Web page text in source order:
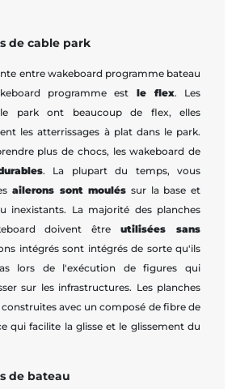
de cable park
entre wakeboard programme bateau
programme est le flex. Les
park ont beaucoup de flex, elles
les atterrissages à plat dans le park.
plus de chocs, les wakeboard de
. La plupart du temps, vous
ailerons sont moulés sur la base et
inexistants. La majorité des planches
doivent êtreutilisées sans
intégrés sont intégrés de sorte qu'ils
lors de l'exécution de figures qui
sur les infrastructures. Les planches
avec un composé de fibre de
qui facilite la glisse et le glissement du
de bateau